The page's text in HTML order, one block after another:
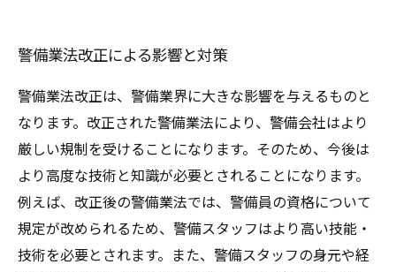
警備業法改正による影響と対策
警備業法改正は、警備業界に大きな影響を与えるものと
なります。改正された警備業法により、警備会社はより
厳しい規制を受けることになります。そのため、今後は
より高度な技術と知識が必要とされることになります。
例えば、改正後の警備業法では、警備員の資格について
規定が改められるため、警備スタッフはより高い技能・
技術を必要とされます。また、警備スタッフの身元や経